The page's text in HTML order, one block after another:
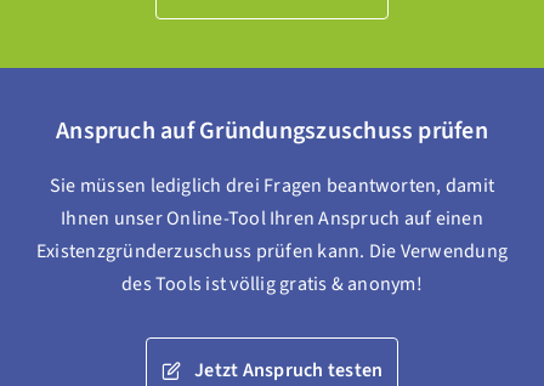
Anspruch auf Gründungszuschuss prüfen
Sie müssen lediglich drei Fragen beantworten, damit
Ihnen unser Online-Tool Ihren Anspruch auf einen
Existenzgründerzuschuss prüfen kann. Die Verwendung
des Tools ist völlig gratis & anonym!
Jetzt Anspruch testen